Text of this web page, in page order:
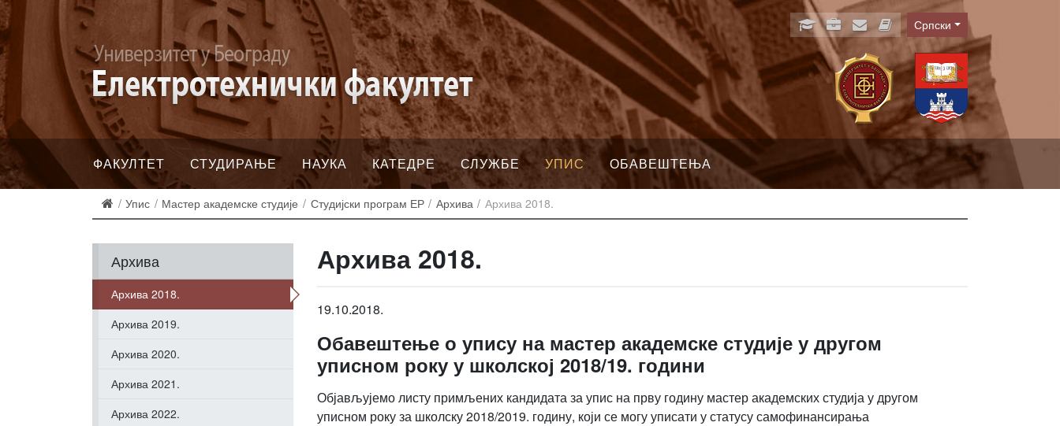
Language
Српски
ФАКУЛТЕТ СТУДИРАЊЕ НАУКА КАТЕДРЕ СЛУЖБЕ УПИС ОБАВЕШТЕЊА
Упис Мастер академске студије Студијски програм ЕР Архива Архива 2018.
Архива
Архива 2018.
Архива 2019.
Архива 2020.
Архива 2021.
Архива 2022.
Архива 2018.
19.10.2018.
Обавештење о упису на мастер академске студије у другом
уписном року у школској 2018/19. години
Објављујемо листу примљених кандидата за упис на прву годину мастер академских студија у другом
уписном року за школску 2018/2019. годину, који се могу уписати у статусу самофинансирања